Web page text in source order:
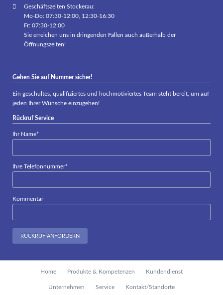
Geschäftszeiten Stockerau:
Mo-Do: 07:30-12:00, 12:30-16:30
Fr: 07:30-12:00
Sie erreichen uns in dringenden Fällen auch außerhalb der
Öffnungszeiten!
Gehen Sie auf Nummer sicher!
Ein geschultes, qualifiziertes und hochmotiviertes Team steht bereit, um auf
jeden Ihrer Wünsche einzugehen!
Rückruf Service
Pflichtfeld
Ihr Name*
Pflichtfeld
Ihre Telefonnummer*
Kommentar
RÜCKRUF ANFORDERN
Home Produkte & Kompetenzen Kundendienst
Unternehmen Service Kontakt/Standorte